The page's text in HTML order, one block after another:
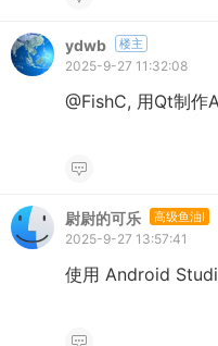
ydwb 楼主
2025-9-27 11:32:08
@FishC, 用Qt制作
尉尉的可乐 高级鱼油I
2025-9-27 13:57:41
使用 Android